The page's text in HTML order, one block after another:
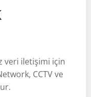
veri iletişimi için
CCTV ve